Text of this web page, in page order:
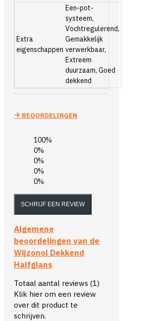
Extra
eigenschappen
Een-pot-
systeem,
Vochtregulerend,
Gemakkelijk
verwerkbaar,
Extreem
duurzaam, Goed
dekkend
BEOORDELINGEN
100%
0%
0%
0%
0%
SCHRIJF EEN REVIEW
Algemene
beoordelingen van de
Wijzonol Dekkend
Halfglans
Totaal aantal reviews (1)
Klik hier om een review
over dit product te
schrijven.